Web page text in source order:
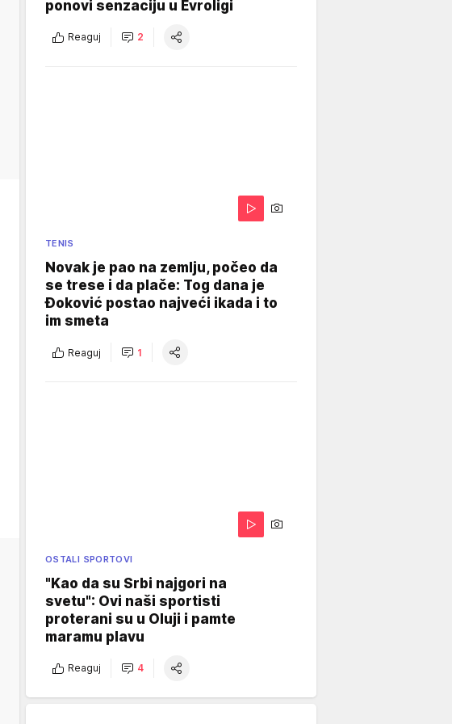
ponovi senzaciju u Evroligi
Reaguj 2
TENIS
Novak je pao na zemlju, počeo da
se trese i da plače: Tog dana je
Đoković postao najveći ikada i to
im smeta
Reaguj 1
OSTALI SPORTOVI
"Kao da su Srbi najgori na
svetu": Ovi naši sportisti
proterani su u Oluji i pamte
maramu plavu
Reaguj 4